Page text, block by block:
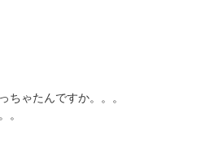
ちゃたんですか。。。
。